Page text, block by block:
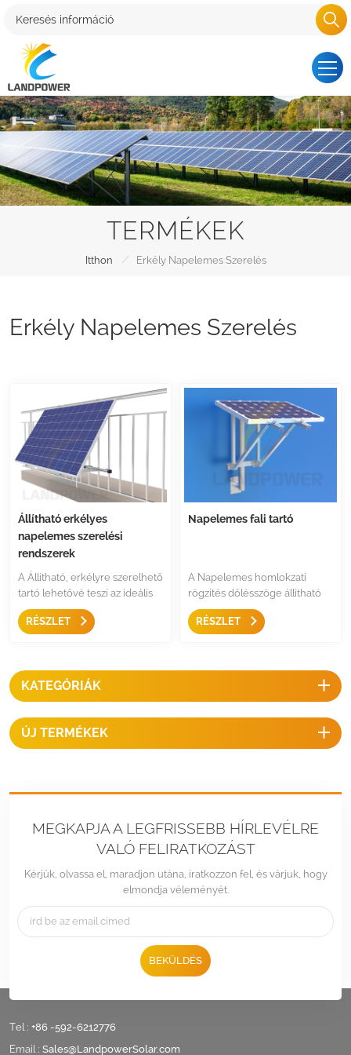
TERMÉKEK
Itthon / Erkély Napelemes Szerelés
Erkély Napelemes Szerelés
Állítható erkélyes
napelemes szerelési
rendszerek
A Állítható, erkélyre szerelhető
tartó lehetővé teszi az ideális
szög beállítását az
évszakoknak megfelelően, és
invertereket az erkélyére. A
kiváló minőségű alumínium és
a rozsdamentes acél tartóssá
teszi őket, és hosszú ideig
optimális teljesítményt
nyújtanak.
RÉSZLET
Napelemes fali tartó
A Napelemes homlokzati
rögzítés dőlésszöge állítható
falra vagy oszlopra szerelhető,
rugalmas és egyszerű
épülethez, könnyen
felszerelhetők versenyképes
áron.
RÉSZLET
KATEGÓRIÁK
ÚJ TERMÉKEK
MEGKAPJA A LEGFRISSEBB HÍRLEVÉLRE
VALÓ FELIRATKOZÁST
Kérjük, olvassa el, maradjon utána, iratkozzon fel, és várjuk, hogy
elmondja véleményét.
BEKÜLDÉS
Tel : +86 -592-6212776
Email : Sales@LandpowerSolar.com